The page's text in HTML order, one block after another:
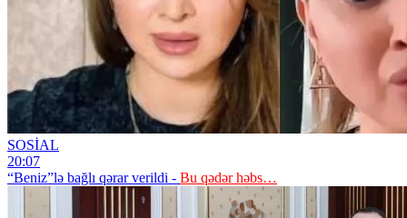
SOSİAL
20:07
“Beniz”lə bağlı qərar verildi - Bu qədər həbs…